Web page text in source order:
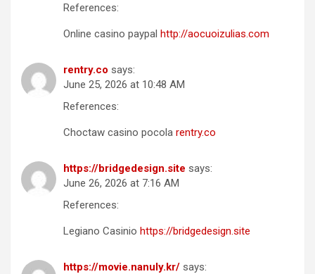
References:
Online casino paypal http://aocuoizulias.com
rentry.co says:
June 25, 2026 at 10:48 AM
References:
Choctaw casino pocola rentry.co
https://bridgedesign.site says:
June 26, 2026 at 7:16 AM
References:
Legiano Casinio https://bridgedesign.site
https://movie.nanuly.kr/ says: